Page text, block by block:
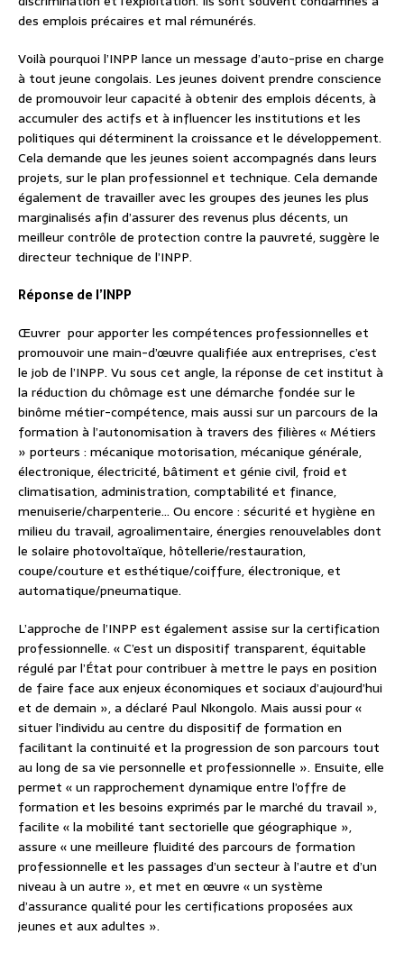
des emplois précaires et mal rémunérés.
Voilà pourquoi l’INPP lance un message d’auto-prise en charge
à tout jeune congolais. Les jeunes doivent prendre conscience
de promouvoir leur capacité à obtenir des emplois décents, à
accumuler des actifs et à influencer les institutions et les
politiques qui déterminent la croissance et le développement.
Cela demande que les jeunes soient accompagnés dans leurs
projets, sur le plan professionnel et technique. Cela demande
également de travailler avec les groupes des jeunes les plus
marginalisés afin d’assurer des revenus plus décents, un
meilleur contrôle de protection contre la pauvreté, suggère le
directeur technique de l’INPP.
Réponse de l’INPP
Œuvrer pour apporter les compétences professionnelles et
promouvoir une main-d’œuvre qualifiée aux entreprises, c’est
le job de l’INPP. Vu sous cet angle, la réponse de cet institut à
la réduction du chômage est une démarche fondée sur le
binôme métier-compétence, mais aussi sur un parcours de la
formation à l’autonomisation à travers des filières « Métiers
» porteurs : mécanique motorisation, mécanique générale,
électronique, électricité, bâtiment et génie civil, froid et
climatisation, administration, comptabilité et finance,
menuiserie/charpenterie… Ou encore : sécurité et hygiène en
milieu du travail, agroalimentaire, énergies renouvelables dont
le solaire photovoltaïque, hôtellerie/restauration,
coupe/couture et esthétique/coiffure, électronique, et
automatique/pneumatique.
L’approche de l’INPP est également assise sur la certification
professionnelle. « C’est un dispositif transparent, équitable
régulé par l’État pour contribuer à mettre le pays en position
de faire face aux enjeux économiques et sociaux d’aujourd’hui
et de demain », a déclaré Paul Nkongolo. Mais aussi pour «
situer l’individu au centre du dispositif de formation en
facilitant la continuité et la progression de son parcours tout
au long de sa vie personnelle et professionnelle ». Ensuite, elle
permet « un rapprochement dynamique entre l’offre de
formation et les besoins exprimés par le marché du travail »,
facilite « la mobilité tant sectorielle que géographique »,
assure « une meilleure fluidité des parcours de formation
professionnelle et les passages d’un secteur à l’autre et d’un
niveau à un autre », et met en œuvre « un système
d’assurance qualité pour les certifications proposées aux
jeunes et aux adultes ».